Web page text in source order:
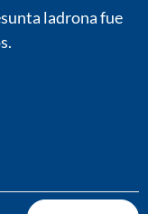
ladrona fue